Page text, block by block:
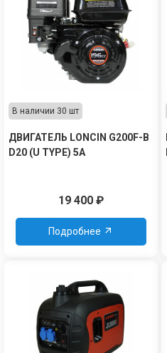
В наличии 30 шт
ДВИГАТЕЛЬ LONCIN G200F-B
D20 (U TYPE) 5А
19 400₽
Подробнее